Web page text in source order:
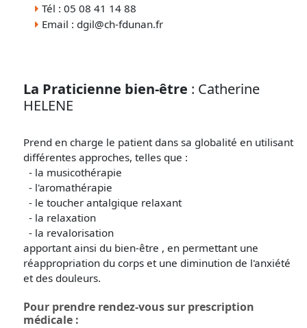
Tél : 05 08 41 14 88
Email : dgil@ch-fdunan.fr
La Praticienne bien-être : Catherine
HELENE
Prend en charge le patient dans sa globalité en utilisant
différentes approches, telles que :
- la musicothérapie
- l'aromathérapie
- le toucher antalgique relaxant
- la relaxation
- la revalorisation
apportant ainsi du bien-être , en permettant une
réappropriation du corps et une diminution de l'anxiété
et des douleurs.
Pour prendre rendez-vous sur prescription
médicale :